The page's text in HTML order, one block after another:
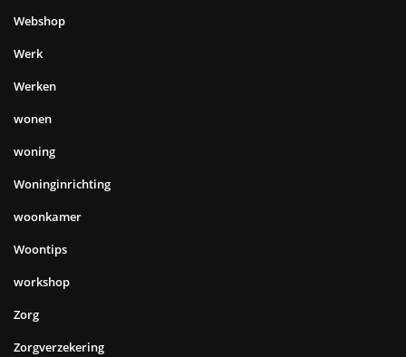
Webshop
Werk
Werken
wonen
woning
Woninginrichting
woonkamer
Woontips
workshop
Zorg
Zorgverzekering